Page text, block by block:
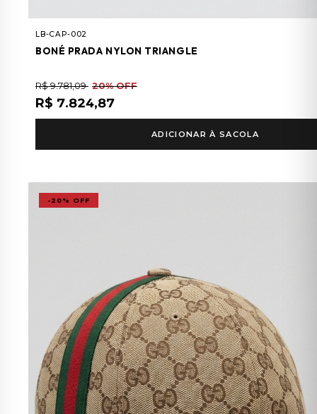
LB-CAP-002
BONÉ PRADA NYLON TRIANGLE
R$ 9.781,09 20% OFF
R$ 7.824,87
ADICIONAR À SACOLA
-20% OFF